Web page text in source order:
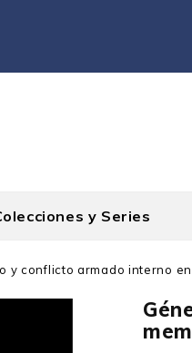
y Series
y conflicto armado interno